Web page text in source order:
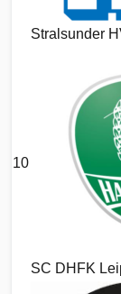
Stralsunder
10
SC DHFK